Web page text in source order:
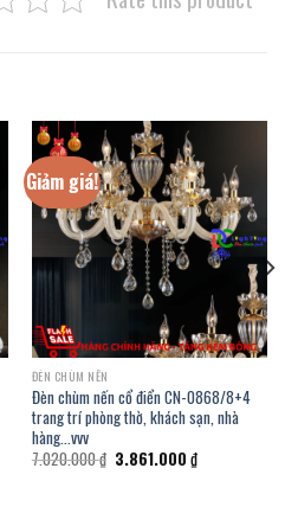
Giảm giá!
ĐÈN CHÙM NẾN
Đèn chùm nến cổ điển CN-0868/8+4
trang trí phòng thờ, khách sạn, nhà
hàng…vvv
7.020.000₫ Giá
gốc
3.861.000 ₫Giá
hiện